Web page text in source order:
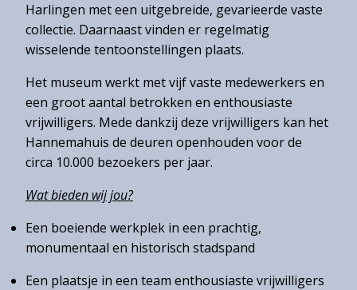
Harlingen met een uitgebreide, gevarieerde vaste
collectie. Daarnaast vinden er regelmatig
wisselende tentoonstellingen plaats.
Het museum werkt met vijf vaste medewerkers en
een groot aantal betrokken en enthousiaste
vrijwilligers. Mede dankzij deze vrijwilligers kan het
Hannemahuis de deuren openhouden voor de
circa 10.000 bezoekers per jaar.
Wat bieden wij jou?
Een boeiende werkplek in een prachtig,
monumentaal en historisch stadspand
Een plaatsje in een team enthousiaste vrijwilligers